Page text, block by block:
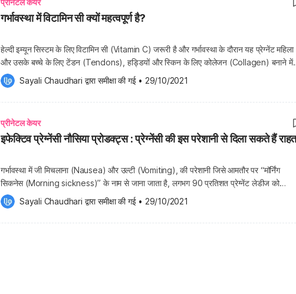
प्रीनेटल केयर
गर्भावस्था में विटामिन सी क्यों महत्वपूर्ण है?
हेल्दी इम्यून सिस्टम के लिए विटामिन सी (Vitamin C) जरूरी है और गर्भावस्था के दौरान यह प्रेग्नेंट महिला
और उसके बच्चे के लिए टेंडन (Tendons), हड्डियों और स्किन के लिए कोलेजन (Collagen) बनाने में
हेल्प करता है। विटामिन सी आपके शरीर को आयरन को एब्सॉर्ब करने में भी मदद करता है, खासकर वेजिटेरियन
सोर्स से। […]
Sayali Chaudhari द्वारा समीक्षा की गई • 29/10/2021
प्रीनेटल केयर
इफेक्टिव प्रेग्नेंसी नौसिया प्रोडक्ट्स : प्रेग्नेंसी की इस परेशानी से दिला सकते हैं
गर्भावस्था में जी मिचलाना (Nausea) और उल्टी (Vomiting), की परेशानी जिसे आमतौर पर “मॉर्निंग
सिकनेस (Morning sickness)” के नाम से जाना जाता है, लगभग 90 प्रतिशत प्रेग्नेंट लेडीज को
प्रभावित करती है। हालांकि, इसके सटीक कारण स्पष्ट नहीं है। इसके लक्षण आमतौर पर सुबह के समय में
बदतर होते हैं (इसलिए ‘मॉर्निंग सिकनेस’ नाम दिया […]
Sayali Chaudhari द्वारा समीक्षा की गई • 29/10/2021